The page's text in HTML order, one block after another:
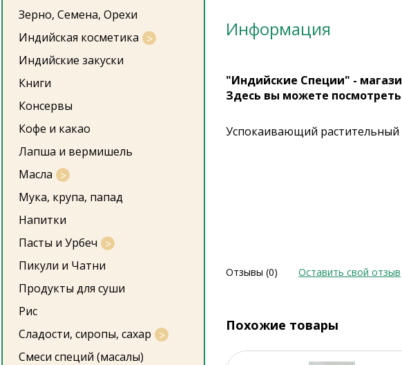
Зерно, Семена, Орехи
Индийская косметика
Индийские закуски
Книги
Консервы
Кофе и какао
Лапша и вермишель
Масла
Мука, крупа, папад
Напитки
Пасты и Урбеч
Пикули и Чатни
Продукты для суши
Рис
Сладости, сиропы, сахар
Смеси специй (масалы)
Информация
"Индийские Специи" -
Здесь вы можете посмотреть
Успокаивающий растительный
Отзывы (0) Оставить свой отзыв
Похожие товары